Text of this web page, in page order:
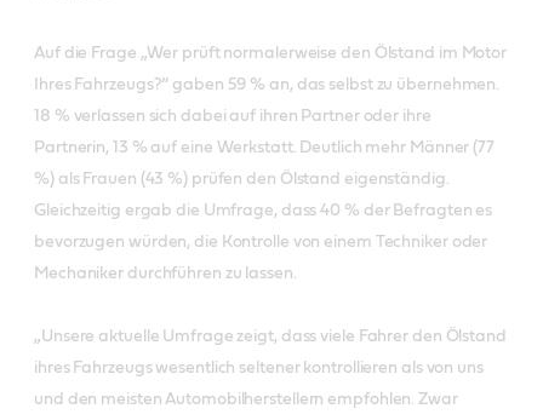
Auf die Frage „Wer prüft normalerweise den Ölstand im Motor
Ihres Fahrzeugs?“ gaben 59 % an, das selbst zu übernehmen.
18 % verlassen sich dabei auf ihren Partner oder ihre
Partnerin, 13 % auf eine Werkstatt. Deutlich mehr Männer (77
%) als Frauen (43 %) prüfen den Ölstand eigenständig.
Gleichzeitig ergab die Umfrage, dass 40 % der Befragten es
bevorzugen würden, die Kontrolle von einem Techniker oder
Mechaniker durchführen zu lassen.
„Unsere aktuelle Umfrage zeigt, dass viele Fahrer den Ölstand
ihres Fahrzeugs wesentlich seltener kontrollieren als von uns
und den meisten Automobilherstellern empfohlen. Zwar